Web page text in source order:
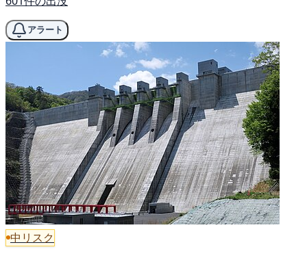
アラート
中リスク